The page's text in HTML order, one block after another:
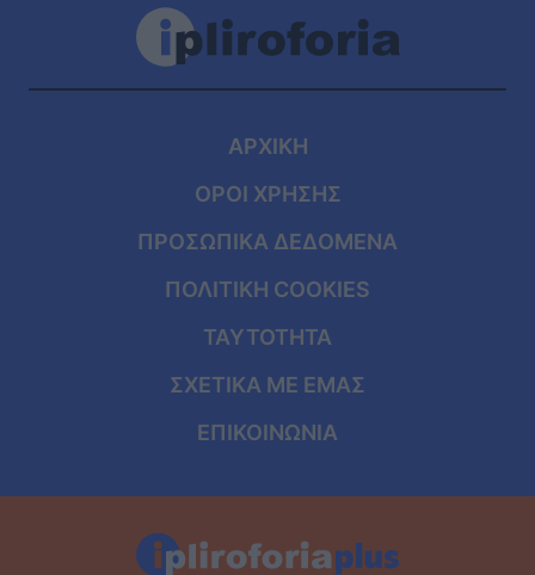
ΑΡΧΙΚΗ
ΟΡΟΙ ΧΡΗΣΗΣ
ΠΡΟΣΩΠΙΚΑ ΔΕΔΟΜΕΝΑ
ΠΟΛΙΤΙΚΗ COOKIES
ΤΑΥΤΟΤΗΤΑ
ΣΧΕΤΙΚΑ ΜΕ ΕΜΑΣ
ΕΠΙΚΟΙΝΩΝΙΑ